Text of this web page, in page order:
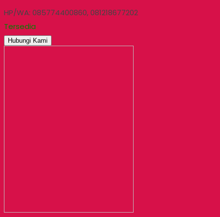
HP/WA: 085774400860, 081218677202
Tersedia
Hubungi Kami